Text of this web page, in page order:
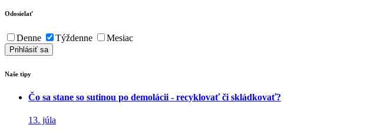
Odosielať
Denne Týždenne Mesiac
Naše tipy
Čo sa stane so sutinou po demolácii - recyklovať či skládkovať?
13. júla